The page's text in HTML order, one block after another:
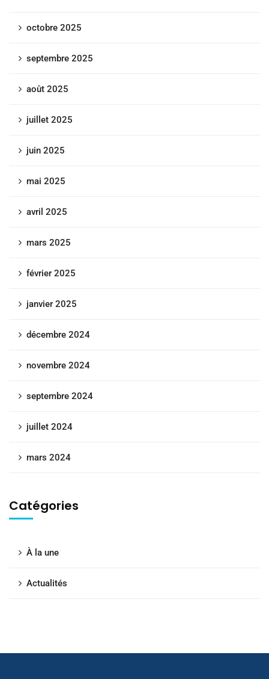
octobre 2025
septembre 2025
août 2025
juillet 2025
juin 2025
mai 2025
avril 2025
mars 2025
février 2025
janvier 2025
décembre 2024
novembre 2024
septembre 2024
juillet 2024
mars 2024
Catégories
À la une
Actualités